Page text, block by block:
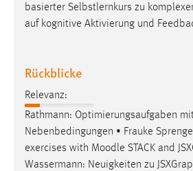
basierter Selbstlernkurs zu
auf kognitive Aktivierung und
Rückblicke
Relevanz:
Rathmann: Optimierungsaufgaben
Nebenbedingungen • Frauke
exercises with Moodle STACK and
Wassermann: Neuigkeiten zu